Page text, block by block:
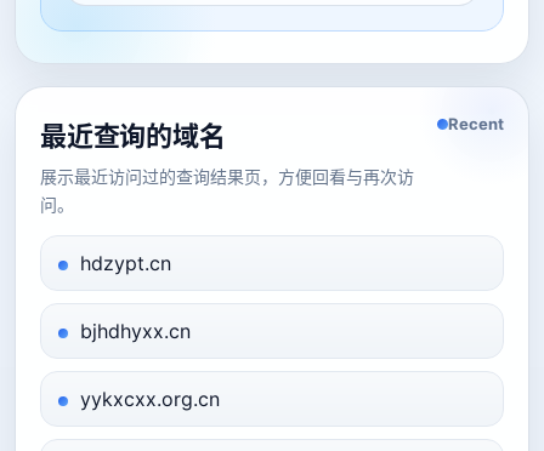
最近查询的域名
展示最近访问过的查询结果页，方便回看与再次访
问。
Recent
hdzypt.cn
bjhdhyxx.cn
yykxcxx.org.cn